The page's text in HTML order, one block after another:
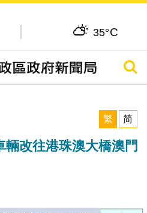
35°C
搜尋
繁
简
改往港珠澳大橋澳門